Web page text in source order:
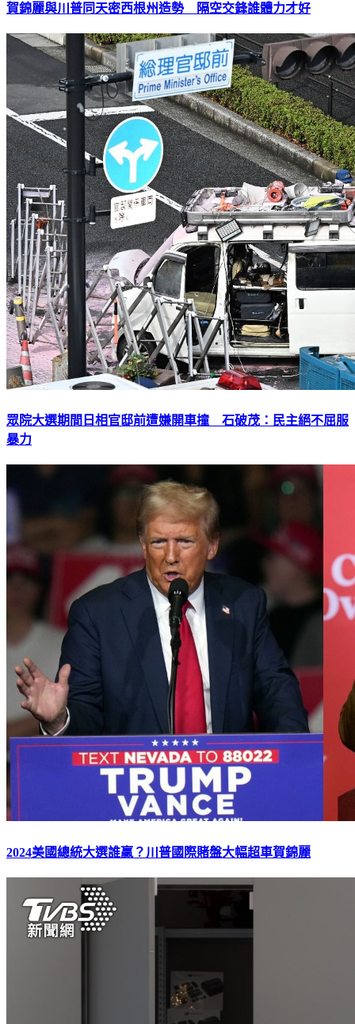
賀錦麗與川普同天密西根州造勢 隔空交鋒誰體力才好
眾院大選期間日相官邸前遭嫌開車撞 石破茂：民主絕不屈服
暴力
2024美國總統大選誰贏？川普國際賭盤大幅超車賀錦麗